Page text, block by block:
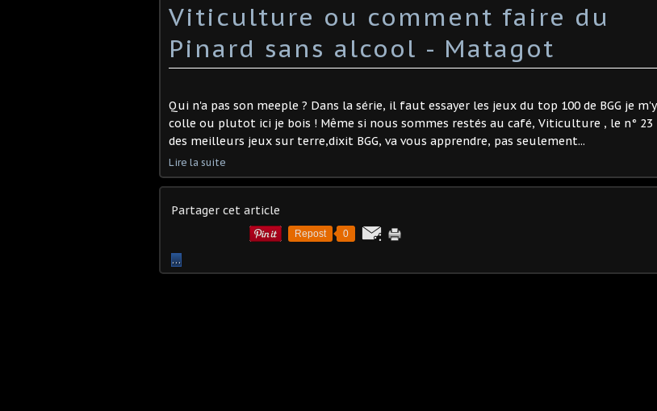
Viticulture ou comment faire du
Pinard sans alcool - Matagot
Qui n'a pas son meeple ? Dans la série, il faut essayer les jeux du top 100 de BGG je m'y
colle ou plutot ici je bois ! Même si nous sommes restés au café, Viticulture , le n° 23
des meilleurs jeux sur terre,dixit BGG, va vous apprendre, pas seulement...
Lire la suite
Partager cet article
Repost 0
…